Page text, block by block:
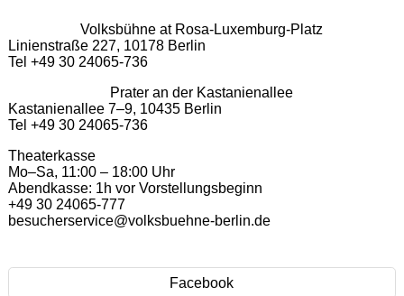
Volksbühne at Rosa-Luxemburg-Platz
Linienstraße 227, 10178 Berlin
Tel +49 30 24065-736
Prater an der Kastanienallee
Kastanienallee 7–9, 10435 Berlin
Tel +49 30 24065-736
Theaterkasse
Mo–Sa, 11:00 – 18:00 Uhr
Abendkasse: 1h vor Vorstellungsbeginn
+49 30 24065-777
besucherservice@volksbuehne-berlin.de
Facebook